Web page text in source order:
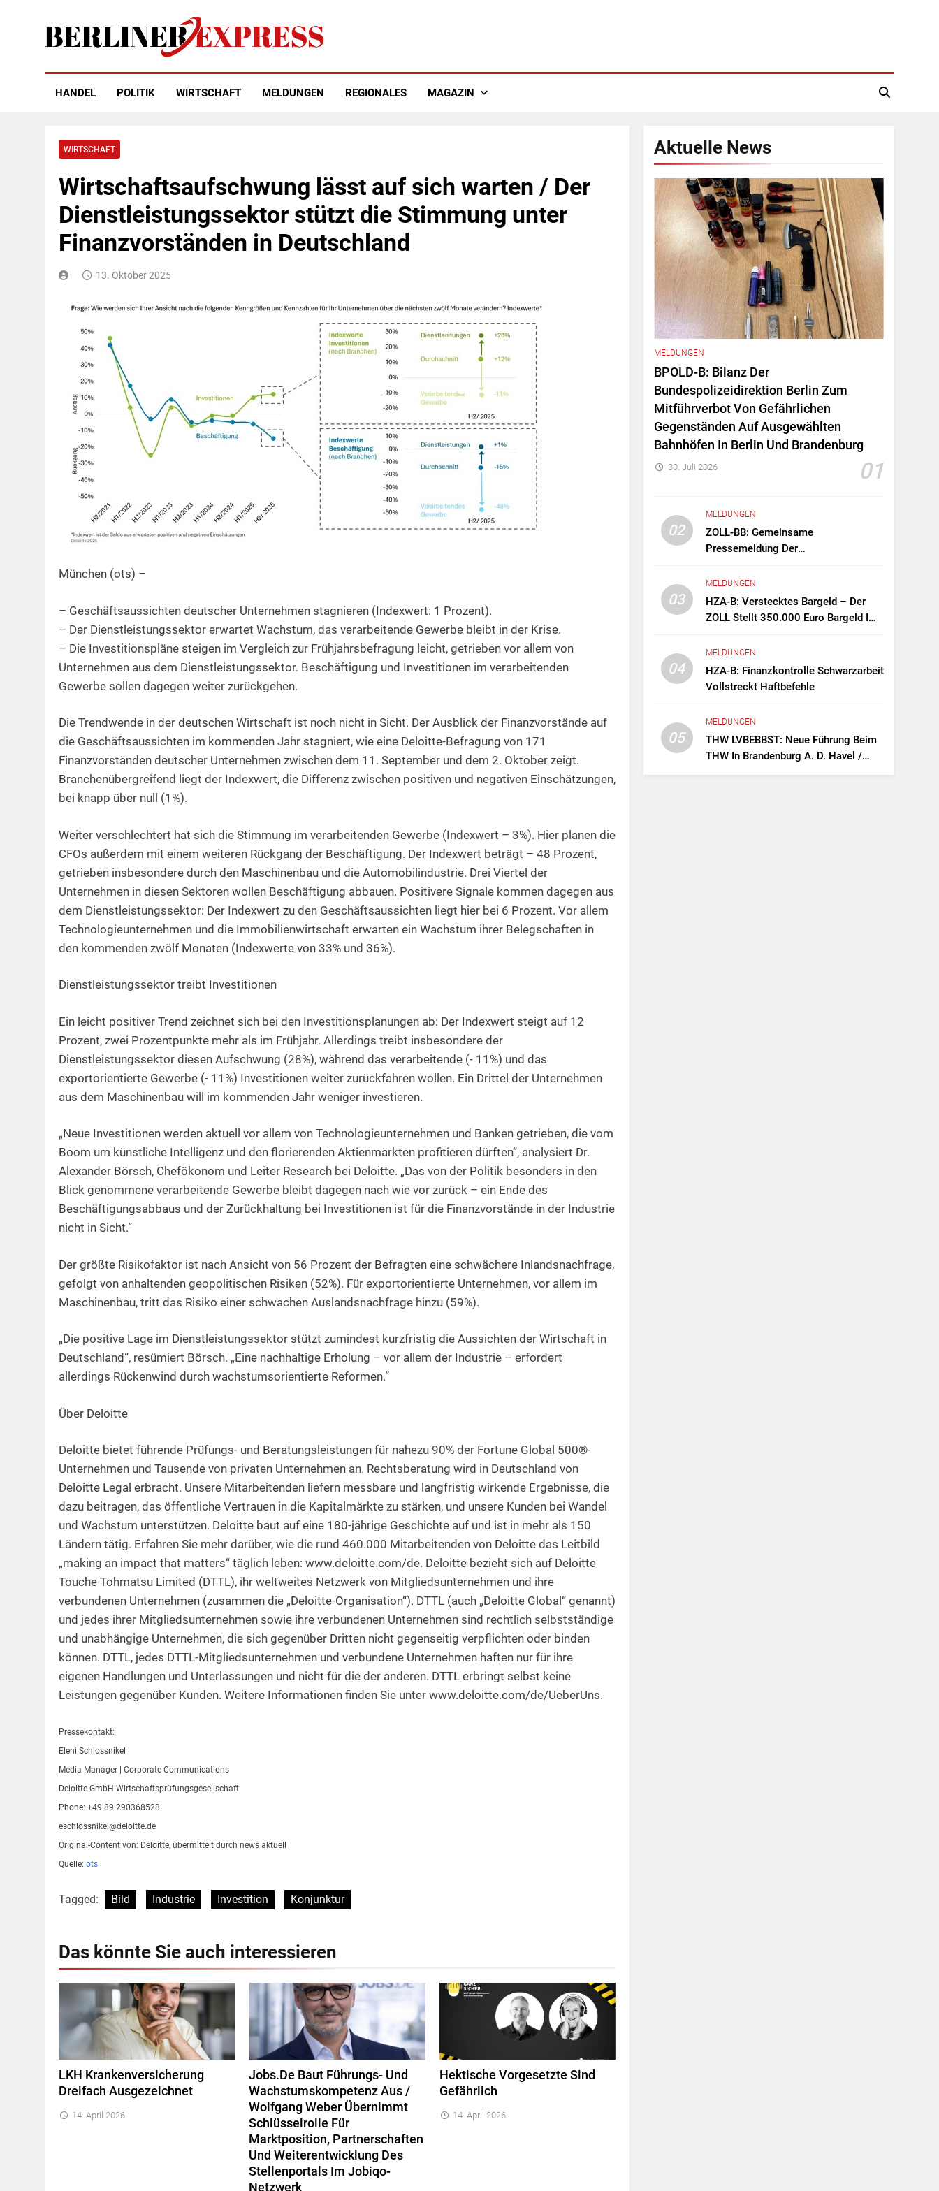
Berliner Express
HANDEL POLITIK WIRTSCHAFT MELDUNGEN REGIONALES MAGAZIN
WIRTSCHAFT
Wirtschaftsaufschwung lässt auf sich warten / Der
Dienstleistungssektor stützt die Stimmung unter
Finanzvorständen in Deutschland
13. Oktober 2025
München (ots) –
– Geschäftsaussichten deutscher Unternehmen stagnieren (Indexwert: 1 Prozent).
– Der Dienstleistungssektor erwartet Wachstum, das verarbeitende Gewerbe bleibt in der Krise.
– Die Investitionspläne steigen im Vergleich zur Frühjahrsbefragung leicht, getrieben vor allem von
Unternehmen aus dem Dienstleistungssektor. Beschäftigung und Investitionen im verarbeitenden
Gewerbe sollen dagegen weiter zurückgehen.
Die Trendwende in der deutschen Wirtschaft ist noch nicht in Sicht. Der Ausblick der Finanzvorstände auf
die Geschäftsaussichten im kommenden Jahr stagniert, wie eine Deloitte-Befragung von 171
Finanzvorständen deutscher Unternehmen zwischen dem 11. September und dem 2. Oktober zeigt.
Branchenübergreifend liegt der Indexwert, die Differenz zwischen positiven und negativen Einschätzungen,
bei knapp über null (1%).
Weiter verschlechtert hat sich die Stimmung im verarbeitenden Gewerbe (Indexwert – 3%). Hier planen die
CFOs außerdem mit einem weiteren Rückgang der Beschäftigung. Der Indexwert beträgt – 48 Prozent,
getrieben insbesondere durch den Maschinenbau und die Automobilindustrie. Drei Viertel der
Unternehmen in diesen Sektoren wollen Beschäftigung abbauen. Positivere Signale kommen dagegen aus
dem Dienstleistungssektor: Der Indexwert zu den Geschäftsaussichten liegt hier bei 6 Prozent. Vor allem
Technologieunternehmen und die Immobilienwirtschaft erwarten ein Wachstum ihrer Belegschaften in
den kommenden zwölf Monaten (Indexwerte von 33% und 36%).
Dienstleistungssektor treibt Investitionen
Ein leicht positiver Trend zeichnet sich bei den Investitionsplanungen ab: Der Indexwert steigt auf 12
Prozent, zwei Prozentpunkte mehr als im Frühjahr. Allerdings treibt insbesondere der
Dienstleistungssektor diesen Aufschwung (28%), während das verarbeitende (- 11%) und das
exportorientierte Gewerbe (- 11%) Investitionen weiter zurückfahren wollen. Ein Drittel der Unternehmen
aus dem Maschinenbau will im kommenden Jahr weniger investieren.
„Neue Investitionen werden aktuell vor allem von Technologieunternehmen und Banken getrieben, die vom
Boom um künstliche Intelligenz und den florierenden Aktienmärkten profitieren dürften“, analysiert Dr.
Alexander Börsch, Chefökonom und Leiter Research bei Deloitte. „Das von der Politik besonders in den
Blick genommene verarbeitende Gewerbe bleibt dagegen nach wie vor zurück – ein Ende des
Beschäftigungsabbaus und der Zurückhaltung bei Investitionen ist für die Finanzvorstände in der Industrie
nicht in Sicht.“
Der größte Risikofaktor ist nach Ansicht von 56 Prozent der Befragten eine schwächere Inlandsnachfrage,
gefolgt von anhaltenden geopolitischen Risiken (52%). Für exportorientierte Unternehmen, vor allem im
Maschinenbau, tritt das Risiko einer schwachen Auslandsnachfrage hinzu (59%).
„Die positive Lage im Dienstleistungssektor stützt zumindest kurzfristig die Aussichten der Wirtschaft in
Deutschland“, resümiert Börsch. „Eine nachhaltige Erholung – vor allem der Industrie – erfordert
allerdings Rückenwind durch wachstumsorientierte Reformen.“
Über Deloitte
Deloitte bietet führende Prüfungs- und Beratungsleistungen für nahezu 90% der Fortune Global 500®-
Unternehmen und Tausende von privaten Unternehmen an. Rechtsberatung wird in Deutschland von
Deloitte Legal erbracht. Unsere Mitarbeitenden liefern messbare und langfristig wirkende Ergebnisse, die
dazu beitragen, das öffentliche Vertrauen in die Kapitalmärkte zu stärken, und unsere Kunden bei Wandel
und Wachstum unterstützen. Deloitte baut auf eine 180-jährige Geschichte auf und ist in mehr als 150
Ländern tätig. Erfahren Sie mehr darüber, wie die rund 460.000 Mitarbeitenden von Deloitte das Leitbild
„making an impact that matters“ täglich leben: www.deloitte.com/de. Deloitte bezieht sich auf Deloitte
Touche Tohmatsu Limited (DTTL), ihr weltweites Netzwerk von Mitgliedsunternehmen und ihre
verbundenen Unternehmen (zusammen die „Deloitte-Organisation“). DTTL (auch „Deloitte Global“ genannt)
und jedes ihrer Mitgliedsunternehmen sowie ihre verbundenen Unternehmen sind rechtlich selbstständige
und unabhängige Unternehmen, die sich gegenüber Dritten nicht gegenseitig verpflichten oder binden
können. DTTL, jedes DTTL-Mitgliedsunternehmen und verbundene Unternehmen haften nur für ihre
eigenen Handlungen und Unterlassungen und nicht für die der anderen. DTTL erbringt selbst keine
Leistungen gegenüber Kunden. Weitere Informationen finden Sie unter www.deloitte.com/de/UeberUns.
Pressekontakt:
Eleni Schlossnikel
Media Manager | Corporate Communications
Deloitte GmbH Wirtschaftsprüfungsgesellschaft
Phone: +49 89 290368528
eschlossnikel@deloitte.de
Original-Content von: Deloitte, übermittelt durch news aktuell
Quelle: ots
Tagged: Bild Industrie Investition Konjunktur
Das könnte Sie auch interessieren
LKH Krankenversicherung
Dreifach Ausgezeichnet
14. April 2026
Jobs.de Baut Führungs- Und
Wachstumskompetenz Aus /
Wolfgang Weber Übernimmt
Schlüsselrolle Für
Marktposition, Partnerschaften
Und Weiterentwicklung Des
Stellenportals Im Jobiqo-
Netzwerk
Hektische Vorgesetzte Sind
Gefährlich
14. April 2026
Aktuelle News
MELDUNGEN
BPOLD-B: Bilanz Der
Bundespolizeidirektion Berlin Zum
Mitführverbot Von Gefährlichen
Gegenständen Auf Ausgewählten
Bahnhöfen In Berlin Und Brandenburg
01
30. Juli 2026
02
MELDUNGEN
ZOLL-BB: Gemeinsame
Pressemeldung Der
Zollfahndungsamtes Berlin-
Brandenburg Zollfahndung Hebt
Mutmaßliches Drogenlabor Aus
03
MELDUNGEN
HZA-B: Verstecktes Bargeld – Der
ZOLL Stellt 350.000 Euro Bargeld Im
04
MELDUNGEN
HZA-B: Finanzkontrolle Schwarzarbeit
Vollstreckt Haftbefehle
05
MELDUNGEN
THW LVBEBBST: Neue Führung Beim
THW In Brandenburg A. D. Havel /
Zwei Frauen An Der Spitze Des